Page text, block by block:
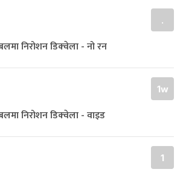
.
निरोशन डिक्‍वेला - नो रन
1w
निरोशन डिक्‍वेला - वाइड
1